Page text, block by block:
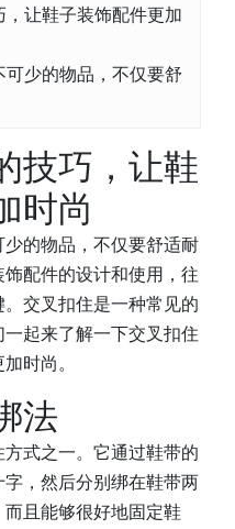
让鞋子装饰配件更加
少的物品，不仅要舒
技巧，让鞋
时尚
的物品，不仅要舒适耐
配件的设计和使用，往
交叉扣住是一种常见的
起来了解一下交叉扣住
时尚。
法
式之一。它通过鞋带的
，然后分别绑在鞋带两
且能够很好地固定鞋